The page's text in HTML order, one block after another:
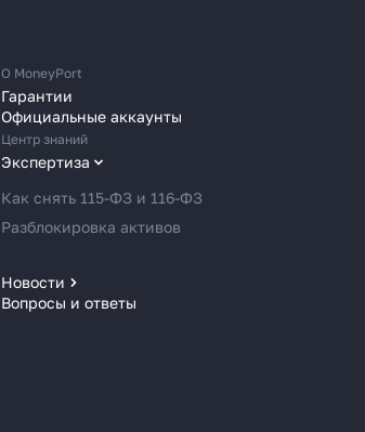
О MoneyPort
Гарантии
Официальные аккаунты
Центр знаний
Экспертиза
Как снять 115-ФЗ и 116-ФЗ
Разблокировка активов
Новости
Новости MoneyPort
Вопросы и ответы